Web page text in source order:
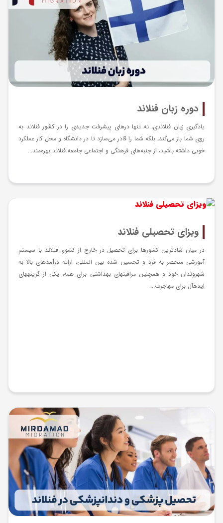
دوره زبان فنلاند
یادگیری زبان فنلاندی، نه تنها درهای پیشرفت جدیدی را در کشور فنلاند به
روی شما باز می‌کند، بلکه شما را قادر می‌سازد تا در دانشگاه و محل کار عملکرد
خوبی داشته باشید، از جنبه‌های فرهنگی و اجتماعی جامعه فنلاند بهره‌مند...
ویزای تحصیلی فنلاند
در میان شادترین کشورها برای تحصیل در خارج از کشور، فنلاند با سیستم
آموزشی منحصر به فرد و تحسین شده بین المللی، ارائه درآمدهای بالا به
شهروندان خود و همچنین مراقبت­های بهداشتی برای همه، یکی از گزینه­های
ایده­آل برای مهاجرت...